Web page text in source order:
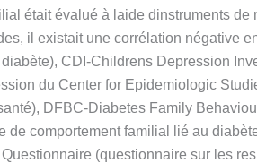
était évalué à laide dinstruments
il existait une corrélation négative
CDI-Childrens Depression
du Center for Epidemiologic
DFBC-Diabetes Family
de comportement familial lié au
(questionnaire sur les